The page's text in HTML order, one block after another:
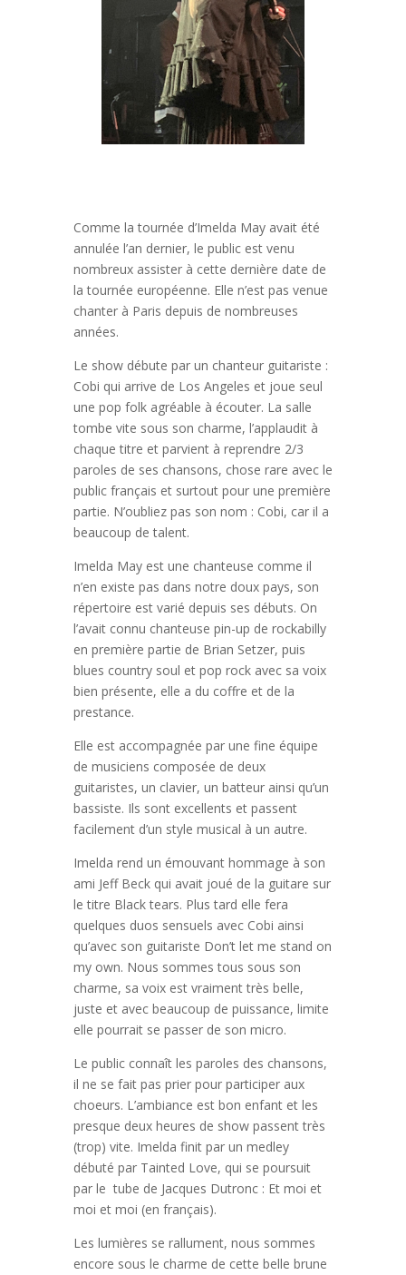
Comme la tournée d’Imelda May avait été
annulée l’an dernier, le public est venu
nombreux assister à cette dernière date de
la tournée européenne. Elle n’est pas venue
chanter à Paris depuis de nombreuses
années.
Le show débute par un chanteur guitariste :
Cobi qui arrive de Los Angeles et joue seul
une pop folk agréable à écouter. La salle
tombe vite sous son charme, l’applaudit à
chaque titre et parvient à reprendre 2/3
paroles de ses chansons, chose rare avec le
public français et surtout pour une première
partie. N’oubliez pas son nom : Cobi, car il a
beaucoup de talent.
Imelda May est une chanteuse comme il
n’en existe pas dans notre doux pays, son
répertoire est varié depuis ses débuts. On
l’avait connu chanteuse pin-up de rockabilly
en première partie de Brian Setzer, puis
blues country soul et pop rock avec sa voix
bien présente, elle a du coffre et de la
prestance.
Elle est accompagnée par une fine équipe
de musiciens composée de deux
guitaristes, un clavier, un batteur ainsi qu’un
bassiste. Ils sont excellents et passent
facilement d’un style musical à un autre.
Imelda rend un émouvant hommage à son
ami Jeff Beck qui avait joué de la guitare sur
le titre Black tears. Plus tard elle fera
quelques duos sensuels avec Cobi ainsi
qu’avec son guitariste Don’t let me stand on
my own. Nous sommes tous sous son
charme, sa voix est vraiment très belle,
juste et avec beaucoup de puissance, limite
elle pourrait se passer de son micro.
Le public connaît les paroles des chansons,
il ne se fait pas prier pour participer aux
choeurs. L’ambiance est bon enfant et les
presque deux heures de show passent très
(trop) vite. Imelda finit par un medley
débuté par Tainted Love, qui se poursuit
par le tube de Jacques Dutronc : Et moi et
moi et moi (en français).
Les lumières se rallument, nous sommes
encore sous le charme de cette belle brune